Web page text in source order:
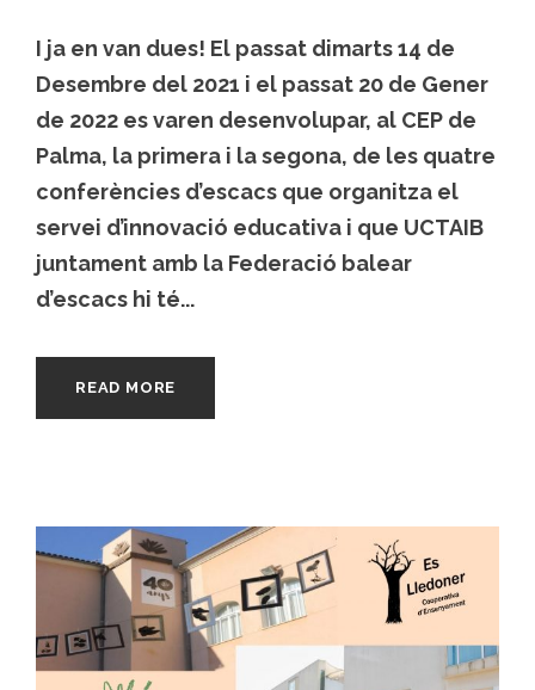
I ja en van dues! El passat dimarts 14 de
Desembre del 2021 i el passat 20 de Gener
de 2022 es varen desenvolupar, al CEP de
Palma, la primera i la segona, de les quatre
conferències d’escacs que organitza el
servei d’innovació educativa i que UCTAIB
juntament amb la Federació balear
d’escacs hi té...
READ MORE